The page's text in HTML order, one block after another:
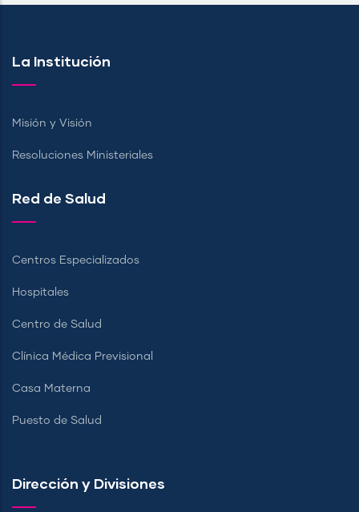
La Institución
Misión y Visión
Resoluciones Ministeriales
Red de Salud
Centros Especializados
Hospitales
Centro de Salud
Clínica Médica Previsional
Casa Materna
Puesto de Salud
Dirección y Divisiones